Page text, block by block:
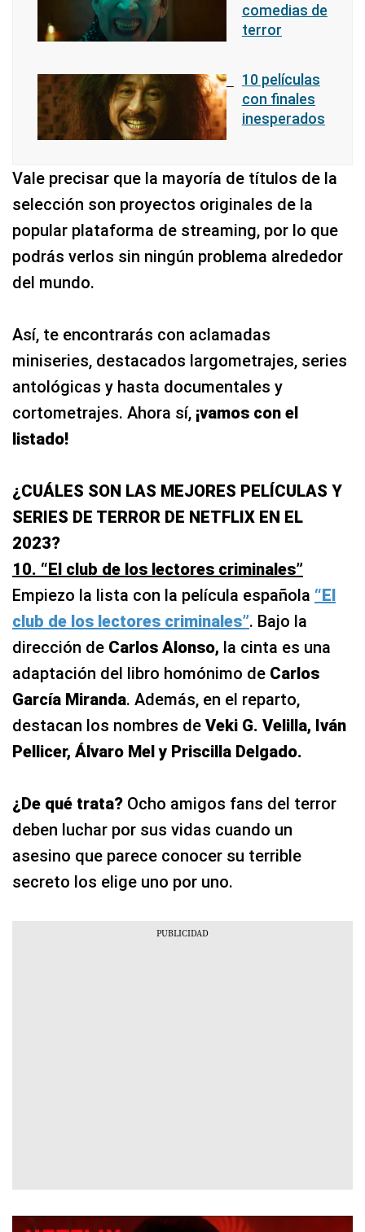
comedias de
terror
10 películas
con finales
inesperados
Vale precisar que la mayoría de títulos de la
selección son proyectos originales de la
popular plataforma de streaming, por lo que
podrás verlos sin ningún problema alrededor
del mundo.
Así, te encontrarás con aclamadas
miniseries, destacados largometrajes, series
antológicas y hasta documentales y
cortometrajes. Ahora sí, ¡vamos con el
listado!
¿CUÁLES SON LAS MEJORES PELÍCULAS Y
SERIES DE TERROR DE NETFLIX EN EL
2023?
10. “El club de los lectores criminales”
Empiezo la lista con la película española “El
club de los lectores criminales”. Bajo la
dirección de Carlos Alonso, la cinta es una
adaptación del libro homónimo de Carlos
García Miranda. Además, en el reparto,
destacan los nombres de Veki G. Velilla, Iván
Pellicer, Álvaro Mel y Priscilla Delgado.
¿De qué trata? Ocho amigos fans del terror
deben luchar por sus vidas cuando un
asesino que parece conocer su terrible
secreto los elige uno por uno.